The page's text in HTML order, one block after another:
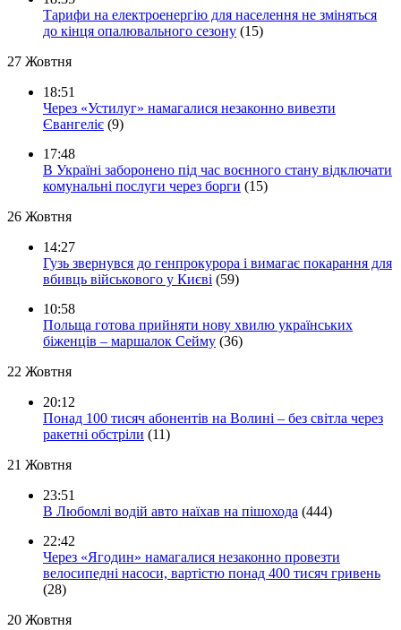
Тарифи на електроенергію для населення не зміняться
до кінця опалювального сезону (15)
27 Жовтня
18:51
Через «Устилуг» намагалися незаконно вивезти
Євангеліє (9)
17:48
В Україні заборонено під час воєнного стану відключати
комунальні послуги через борги (15)
26 Жовтня
14:27
Гузь звернувся до генпрокурора і вимагає покарання для
вбивць військового у Києві (59)
10:58
Польща готова прийняти нову хвилю українських
біженців – маршалок Сейму (36)
22 Жовтня
20:12
Понад 100 тисяч абонентів на Волині – без світла через
ракетні обстріли (11)
21 Жовтня
23:51
В Любомлі водій авто наїхав на пішохода (444)
22:42
Через «Ягодин» намагалися незаконно провезти
велосипедні насоси, вартістю понад 400 тисяч гривень
(28)
20 Жовтня